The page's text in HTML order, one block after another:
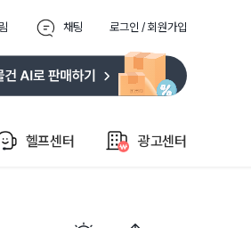
채팅 로그인 / 회원가입
헬프센터 광고센터